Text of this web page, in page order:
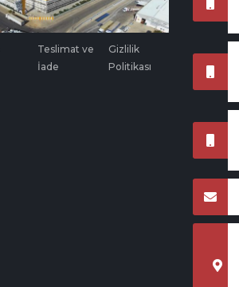
Teslimat ve
İade
Gizlilik
Politikası